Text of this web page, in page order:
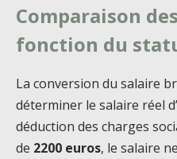
Comparaison
fonction du
La conversion du salaire
déterminer le salaire réel
déduction des charges
de 2200 euros, le salaire